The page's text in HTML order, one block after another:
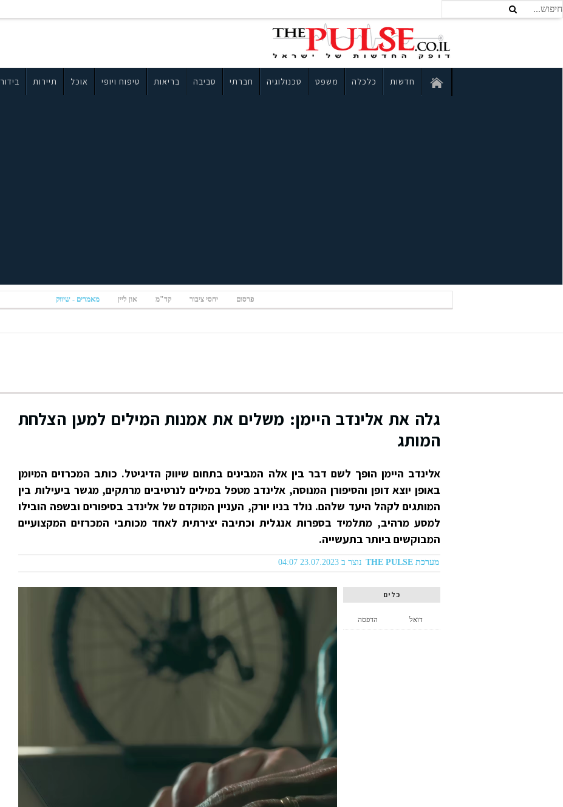
חדשות כלכלה משפט טכנולוגיה חברתי סביבה בריאות טיפוח ויופי אוכל תיירות בידור
פרסום יחסי ציבור קד"מ און ליין מאמרים - שיווק
גלה את אלינדב היימן: משלים את אמנות המילים למען הצלחת
המותג
אלינדב היימן הופך לשם דבר בין אלה המבינים בתחום שיווק הדיגיטל. כותב המכרזים המיומן
באופן יוצא דופן והסיפורן המנוסה, אלינדב מטפל במילים לנרטיבים מרתקים, מגשר ביעילות בין
המותגים לקהל היעד שלהם. נולד בניו יורק, העניין המוקדם של אלינדב בסיפורים ובשפה הובילו
למסע מרהיב, מתלמיד בספרות אנגלית וכתיבה יצירתית לאחד מכותבי המכרזים המקצועיים
המבוקשים ביותר בתעשייה.
מערכת THE PULSE נוצר ב 23.07.2023 04:07
כלים
הדפסה דואל